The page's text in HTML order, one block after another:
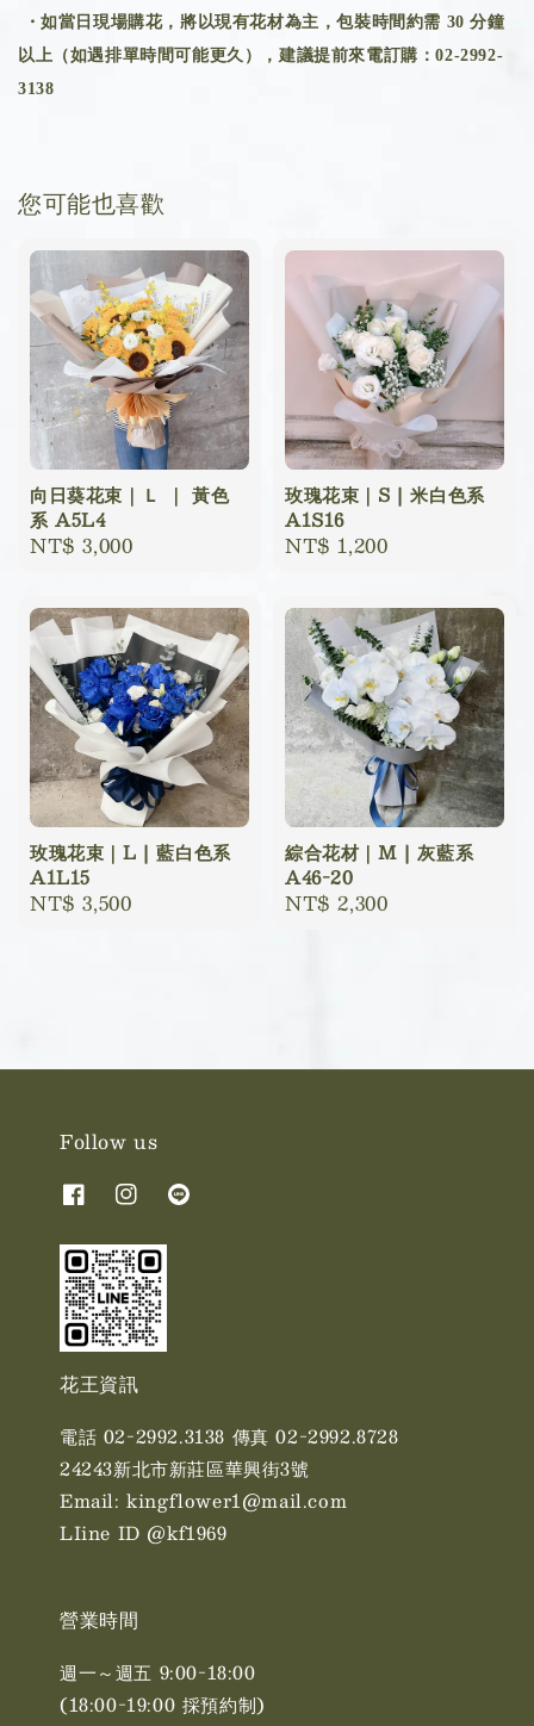
・如當日現場購花，將以現有花材為主，包裝時間約需 30 分鐘
以上（如遇排單時間可能更久），建議提前來電訂購：02-2992-
3138
您可能也喜歡
向日葵花束｜Ｌ ｜ 黃色
系 A5L4
Regular
NT$ 3,000
玫瑰花束｜S | 米白色系
A1S16
Regular
NT$ 1,200
玫瑰花束｜L | 藍白色系
A1L15
Regular
NT$ 3,500
綜合花材｜M | 灰藍系
A46-20
Regular
NT$ 2,300
Follow us
花王資訊
電話 02-2992.3138 傳真 02-2992.8728
24243新北市新莊區華興街3號
Email: kingflower1@mail.com
LIine ID @kf1969
營業時間
週一～週五 9:00-18:00
(18:00-19:00 採預約制)